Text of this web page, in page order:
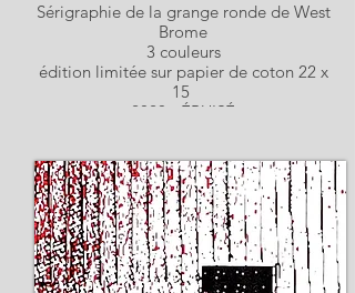
Sérigraphie de la grange ronde de West
Brome
3 couleurs
édition limitée sur papier de coton 22 x
15
2020 - ÉPUISÉ